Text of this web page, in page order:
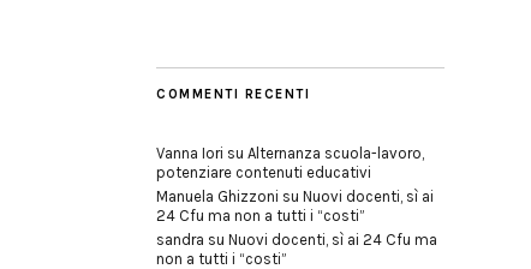
COMMENTI RECENTI
Vanna Iori su Alternanza scuola-lavoro,
potenziare contenuti educativi
Manuela Ghizzoni su Nuovi docenti, sì ai
24 Cfu ma non a tutti i “costi”
sandra su Nuovi docenti, sì ai 24 Cfu ma
non a tutti i “costi”